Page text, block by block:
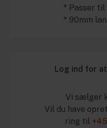
* Passer
* 90mm
Log ind for
Vi sælger
Vil du have
ring til